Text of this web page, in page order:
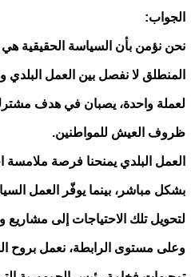
الجواب:
نحن نؤمن بأن السياسة الحقيقية
المنطلق لا نفصل بين العمل
لعملة واحدة، يصبان في هدف
ظروف العيش للمواطنين.
العمل البلدي يمنحنا فرصة ملامسة
بشكل مباشر، بينما يوفّر العمل
لتحويل تلك الاحتياجات إلى
وعلى مستوى الرابطة، نعمل بروح